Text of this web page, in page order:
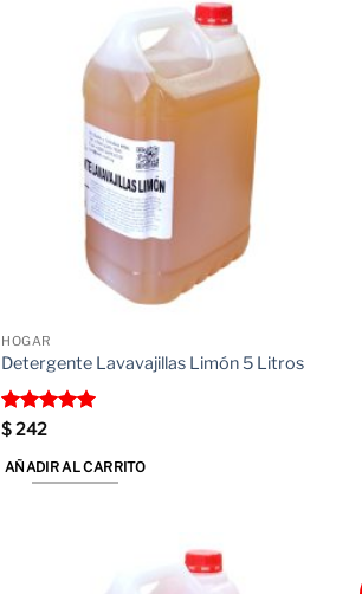
HOGAR
Detergente Lavavajillas Limón 5 Litros
Valorado
$242
AÑADIR AL CARRITO